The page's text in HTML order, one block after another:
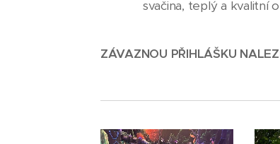
svačina, teplý a kvalitní
ZÁVAZNOU PŘIHLÁŠKU